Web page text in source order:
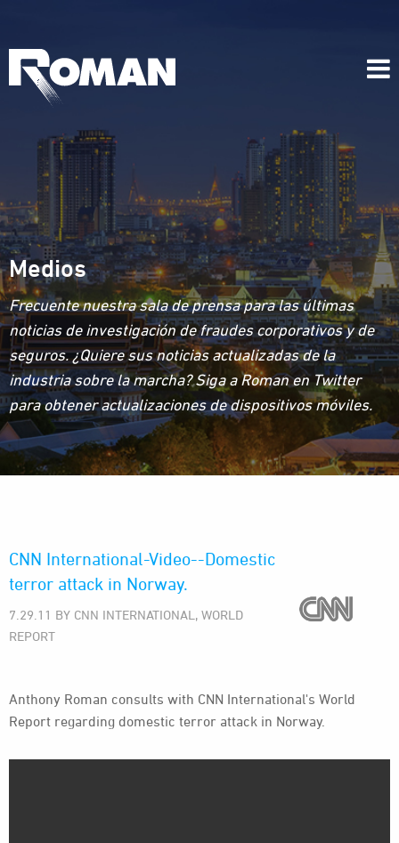
Medios
Frecuente nuestra sala de prensa para las últimas
noticias de investigación de fraudes corporativos y de
seguros. ¿Quiere sus noticias actualizadas de la
industria sobre la marcha? Siga a Roman en Twitter
para obtener actualizaciones de dispositivos móviles.
CNN International-Video--Domestic
terror attack in Norway.
7.29.11 BY CNN INTERNATIONAL, WORLD
REPORT
Anthony Roman consults with CNN International's World
Report regarding domestic terror attack in Norway.